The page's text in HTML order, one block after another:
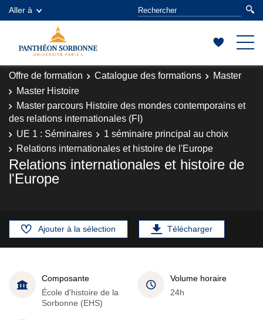
Aller à
Offre de formation Catalogue des formations
Master
Master Histoire
Master parcours Histoire des mondes contemporains et
des relations internationales (FI)
UE 1 : Séminaires
1 séminaire principal au choix
Relations internationales et histoire de l'Europe
Relations internationales et histoire de
l'Europe
Ajouter à la sélection Télécharger
Composante
École d'histoire de la
Sorbonne (EHS)
Volume horaire
24h